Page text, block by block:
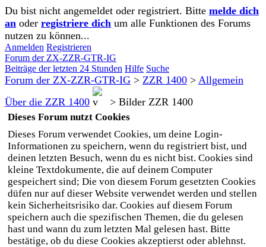
Du bist nicht angemeldet oder registriert. Bitte melde dich
an oder registriere dich um alle Funktionen des Forums
nutzen zu können...
Anmelden Registrieren
Forum der ZX-ZZR-GTR-IG
Beiträge der letzten 24 Stunden Hilfe Suche
Forum der ZX-ZZR-GTR-IG > ZZR 1400 > Allgemein
Über die ZZR 1400
> Bilder ZZR 1400
Dieses Forum nutzt Cookies
Dieses Forum verwendet Cookies, um deine Login-
Informationen zu speichern, wenn du registriert bist, und
deinen letzten Besuch, wenn du es nicht bist. Cookies sind
kleine Textdokumente, die auf deinem Computer
gespeichert sind; Die von diesem Forum gesetzten Cookies
düfen nur auf dieser Website verwendet werden und stellen
kein Sicherheitsrisiko dar. Cookies auf diesem Forum
speichern auch die spezifischen Themen, die du gelesen
hast und wann du zum letzten Mal gelesen hast. Bitte
bestätige, ob du diese Cookies akzeptierst oder ablehnst.